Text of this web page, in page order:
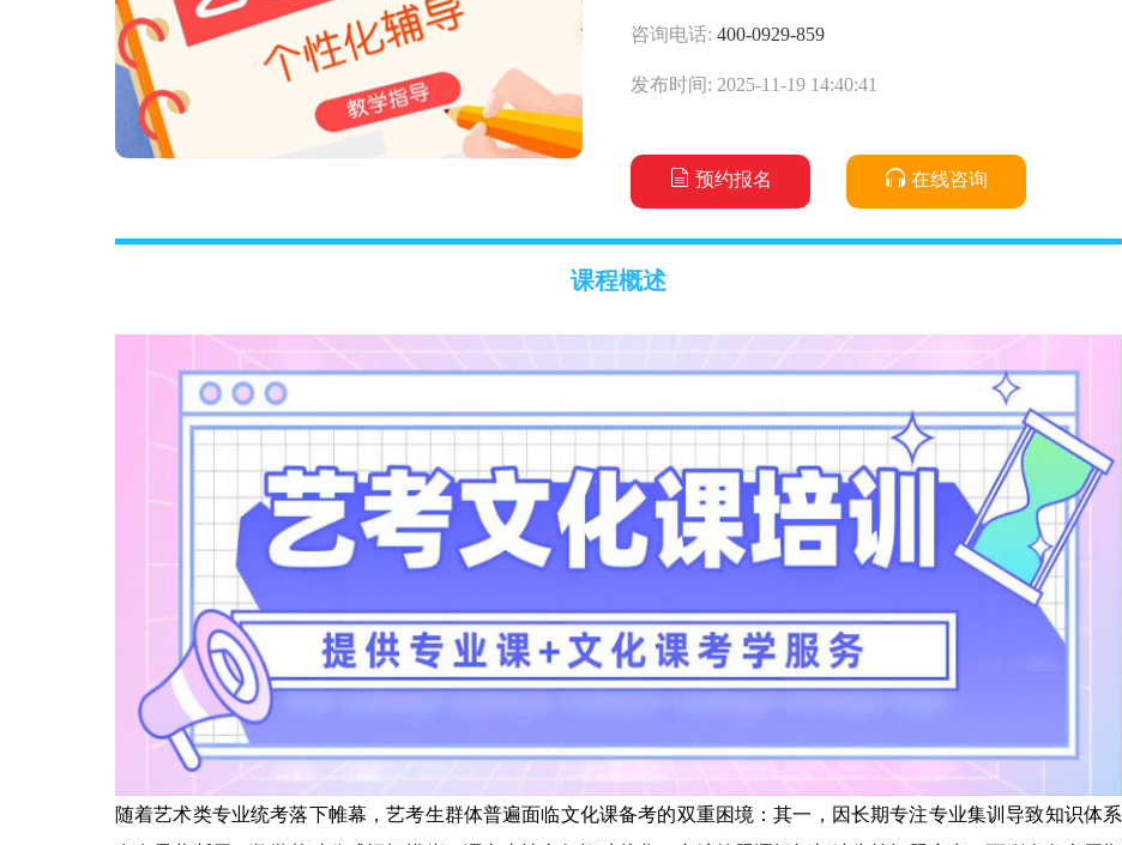
咨询电话: 400-0929-859
发布时间: 2025-11-19 14:40:41
预约报名 在线咨询
课程概述
随着艺术类专业统考落下帷幕，艺考生群体普遍面临文化课备考的双重困境：其一，因长期专注专业集训导致知识体系